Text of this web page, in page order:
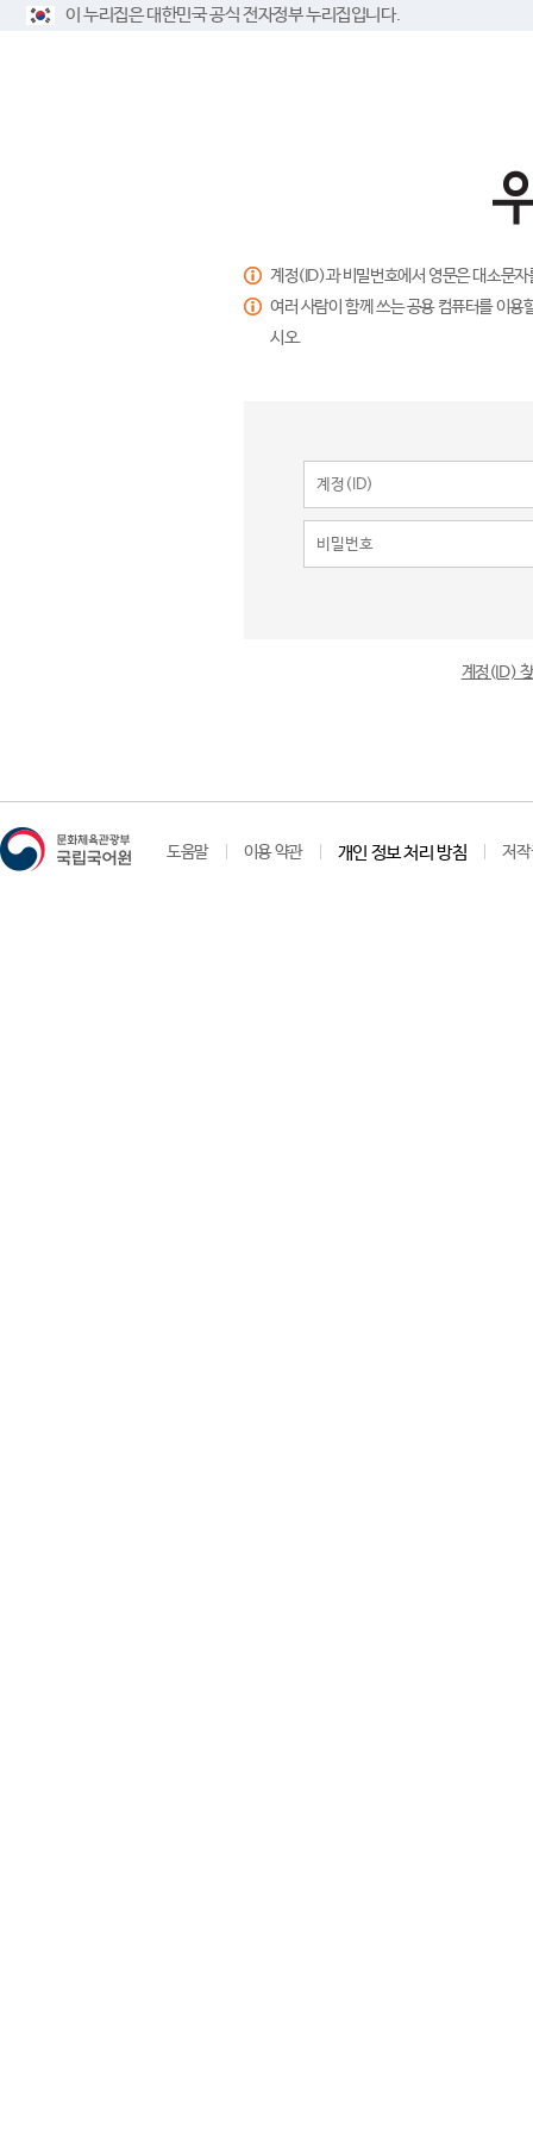
이 누리집은 대한민국 공식 전자정부 누리집입니다.
계정(ID)과 비밀번호에서 영문은 대소문
여러 사람이 함께 쓰는 공용 컴퓨터를 이
시오.
계정(ID)
도움말 이용 약관 개인 정보 처리 방침 저